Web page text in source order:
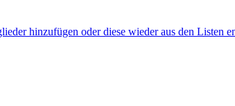
hinzufügen oder diese wieder aus den Listen